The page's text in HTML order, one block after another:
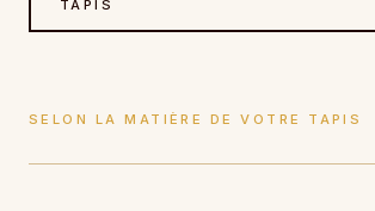
TAPIS
SELON LA MATIÈRE DE VOTRE TAPIS